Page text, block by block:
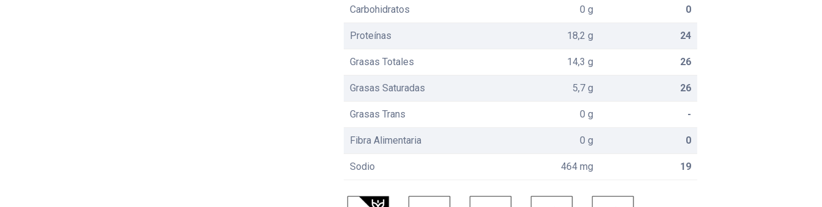
Carbohidratos 0 g 0
Proteínas 18,2 g 24
Grasas Totales 14,3 g 26
Grasas Saturadas 5,7 g 26
Grasas Trans 0 g -
Fibra Alimentaria 0 g 0
Sodio 464 mg 19